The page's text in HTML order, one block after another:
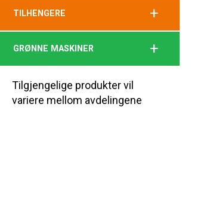
TILHENGERE +
GRØNNE MASKINER +
Tilgjengelige produkter vil
variere mellom avdelingene